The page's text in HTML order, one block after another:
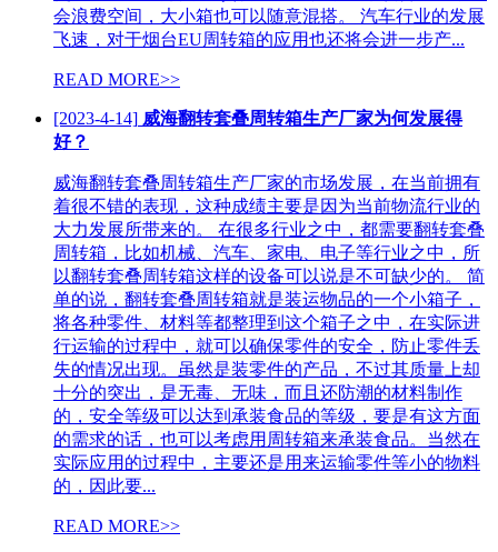
会浪费空间，大小箱也可以随意混搭。 汽车行业的发展
飞速，对于烟台EU周转箱的应用也还将会进一步产...
READ MORE>>
[2023-4-14] 威海翻转套叠周转箱生产厂家为何发展得
好？
威海翻转套叠周转箱生产厂家的市场发展，在当前拥有
着很不错的表现，这种成绩主要是因为当前物流行业的
大力发展所带来的。 在很多行业之中，都需要翻转套叠
周转箱，比如机械、汽车、家电、电子等行业之中，所
以翻转套叠周转箱这样的设备可以说是不可缺少的。 简
单的说，翻转套叠周转箱就是装运物品的一个小箱子，
将各种零件、材料等都整理到这个箱子之中，在实际进
行运输的过程中，就可以确保零件的安全，防止零件丢
失的情况出现。虽然是装零件的产品，不过其质量上却
十分的突出，是无毒、无味，而且还防潮的材料制作
的，安全等级可以达到承装食品的等级，要是有这方面
的需求的话，也可以考虑用周转箱来承装食品。当然在
实际应用的过程中，主要还是用来运输零件等小的物料
的，因此要...
READ MORE>>